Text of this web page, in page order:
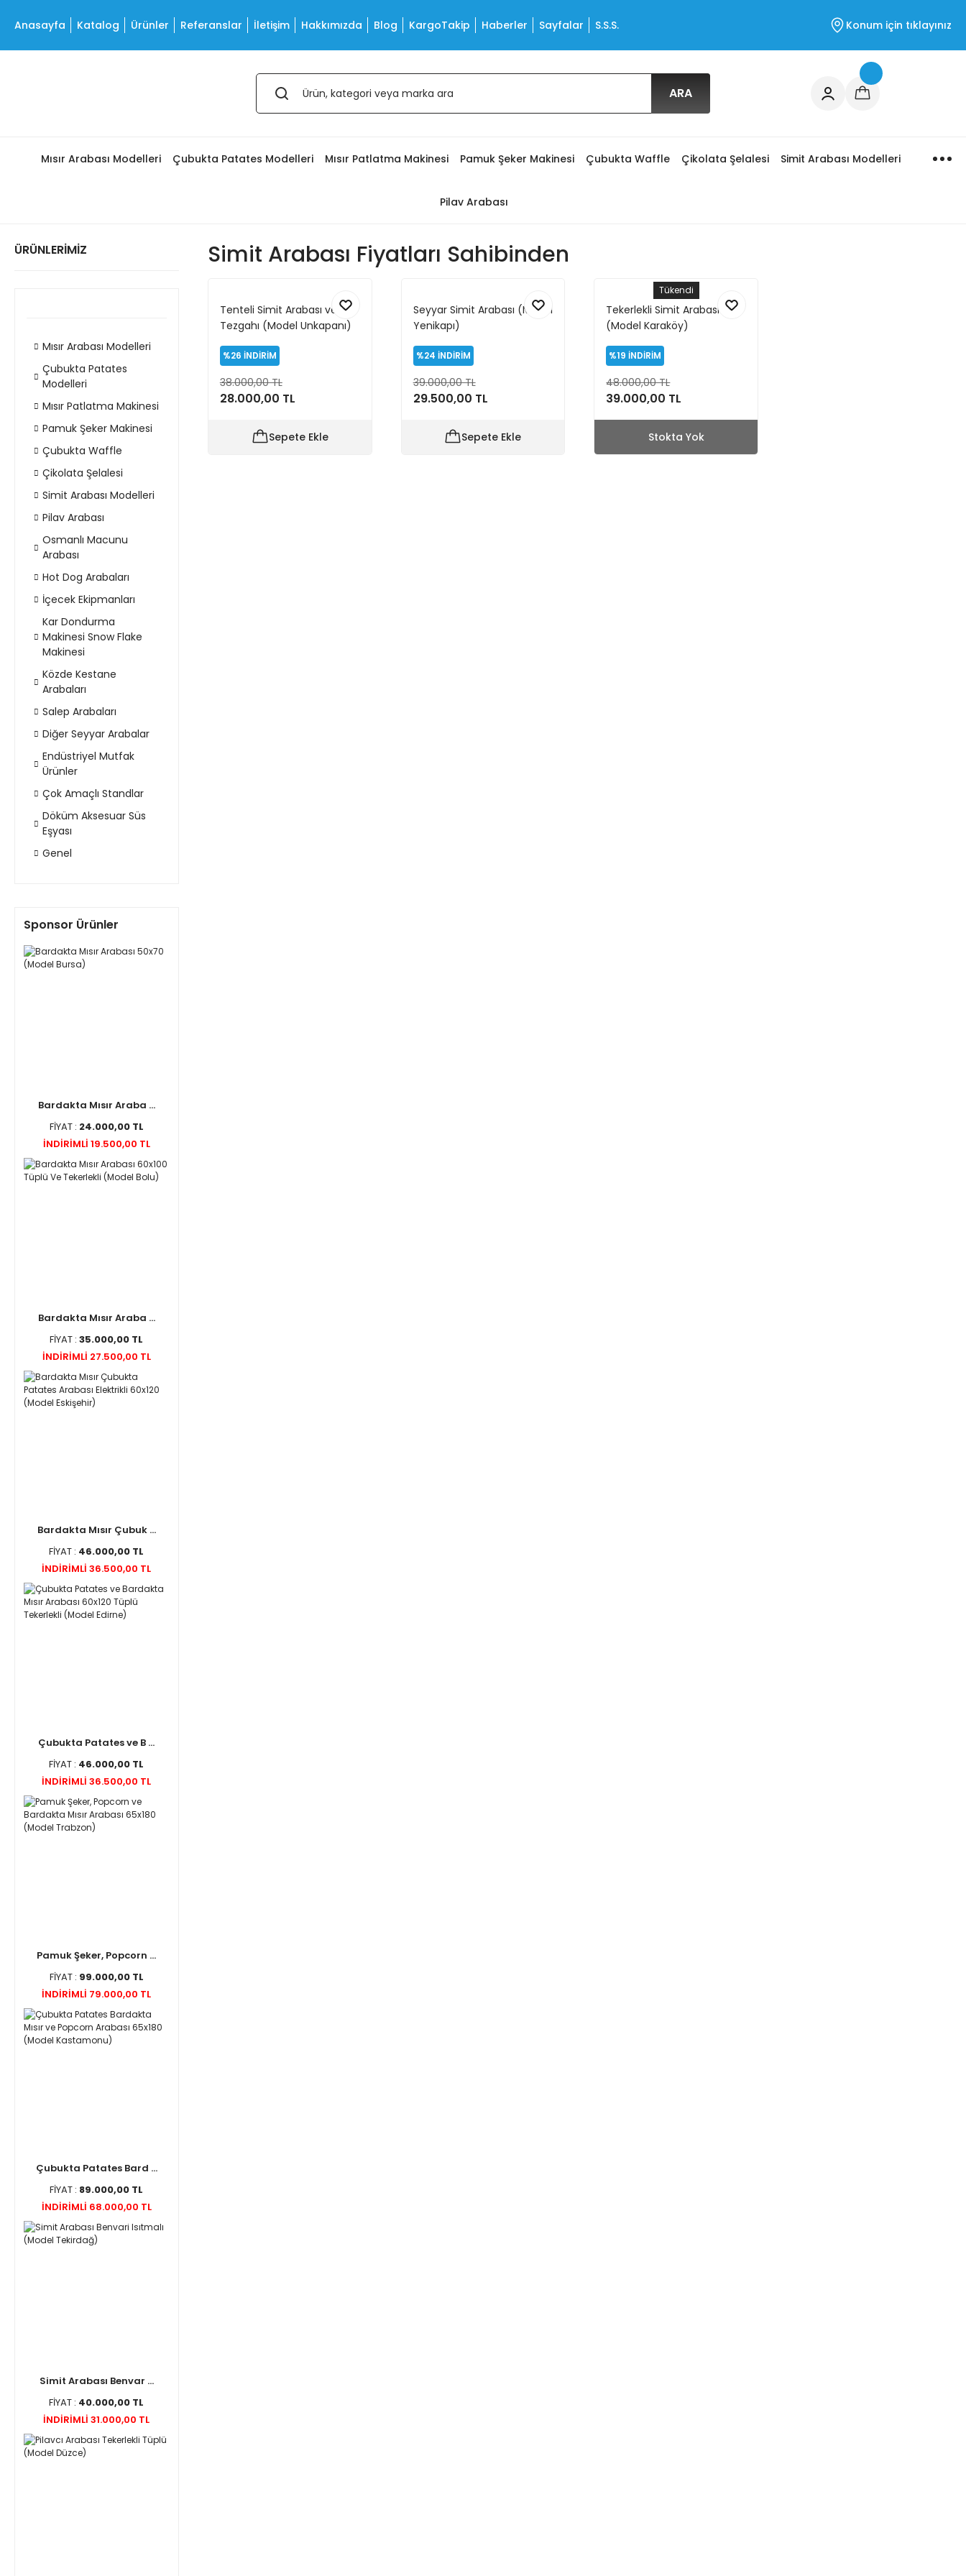
Anasayfa Katalog Ürünler Referanslar İletişim Hakkımızda Blog KargoTakip Haberler Sayfalar S.S.S. Konum için tıklayınız
ARA
Mısır Arabası Modelleri Çubukta Patates Modelleri Mısır Patlatma Makinesi Pamuk Şeker Makinesi Çubukta Waffle Çikolata Şelalesi Simit Arabası Modelleri
Pilav Arabası
ÜRÜNLERİMİZ
Mısır Arabası Modelleri
Çubukta Patates
Modelleri
Mısır Patlatma Makinesi
Pamuk Şeker Makinesi
Çubukta Waffle
Çikolata Şelalesi
Simit Arabası Modelleri
Pilav Arabası
Osmanlı Macunu
Arabası
Hot Dog Arabaları
İçecek Ekipmanları
Kar Dondurma
Makinesi Snow Flake
Makinesi
Közde Kestane
Arabaları
Salep Arabaları
Diğer Seyyar Arabalar
Endüstriyel Mutfak
Ürünler
Çok Amaçlı Standlar
Döküm Aksesuar Süs
Eşyası
Genel
Sponsor Ürünler
Bardakta Mısır Araba ...
FİYAT : 24.000,00 TL
İNDİRİMLİ 19.500,00 TL
Bardakta Mısır Araba ...
FİYAT :35.000,00 TL
İNDİRİMLİ 27.500,00 TL
Bardakta Mısır Çubuk ...
FİYAT : 46.000,00 TL
İNDİRİMLİ 36.500,00 TL
Çubukta Patates ve B ...
FİYAT : 46.000,00 TL
İNDİRİMLİ 36.500,00 TL
Pamuk Şeker, Popcorn ...
FİYAT : 99.000,00 TL
İNDİRİMLİ 79.000,00 TL
Çubukta Patates Bard ...
FİYAT : 89.000,00 TL
İNDİRİMLİ 68.000,00 TL
Simit Arabası Benvar ...
FİYAT : 40.000,00 TL
İNDİRİMLİ 31.000,00 TL
Simit Arabası Fiyatları Sahibinden
Tenteli Simit Arabası ve
Tezgahı (Model Unkapanı)
%26 İNDİRİM
38.000,00 TL
28.000,00 TL
Sepete Ekle
Seyyar Simit Arabası (Model
Yenikapı)
%24 İNDİRİM
39.000,00 TL
29.500,00 TL
Sepete Ekle
Tükendi
Tekerlekli Simit Arabası
(Model Karaköy)
%19 İNDİRİM
48.000,00 TL
39.000,00 TL
Stokta Yok